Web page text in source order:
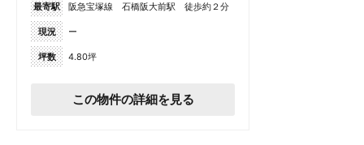
最寄駅 阪急宝塚線 石橋阪大前駅 徒歩約２分
現況 ー
坪数 4.80坪
この物件の詳細を見る